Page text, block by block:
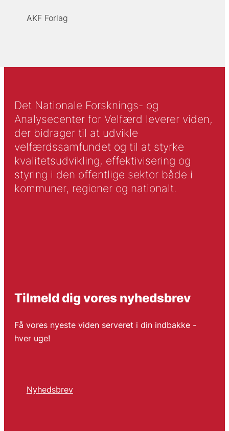
AKF Forlag
Det Nationale Forsknings- og
Analysecenter for Velfærd leverer viden,
der bidrager til at udvikle
velfærdssamfundet og til at styrke
kvalitetsudvikling, effektivisering og
styring i den offentlige sektor både i
kommuner, regioner og nationalt.
Tilmeld dig vores nyhedsbrev
Få vores nyeste viden serveret i din indbakke -
hver uge!
Nyhedsbrev